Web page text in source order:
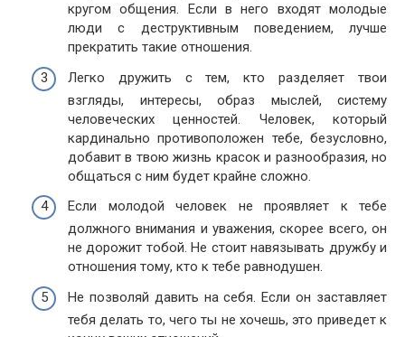
кругом общения. Если в него входят молодые
люди с деструктивным поведением, лучше
прекратить такие отношения.
Легко дружить с тем, кто разделяет твои
взгляды, интересы, образ мыслей, систему
человеческих ценностей. Человек, который
кардинально противоположен тебе, безусловно,
добавит в твою жизнь красок и разнообразия, но
общаться с ним будет крайне сложно.
Если молодой человек не проявляет к тебе
должного внимания и уважения, скорее всего, он
не дорожит тобой. Не стоит навязывать дружбу и
отношения тому, кто к тебе равнодушен.
Не позволяй давить на себя. Если он заставляет
тебя делать то, чего ты не хочешь, это приведет к